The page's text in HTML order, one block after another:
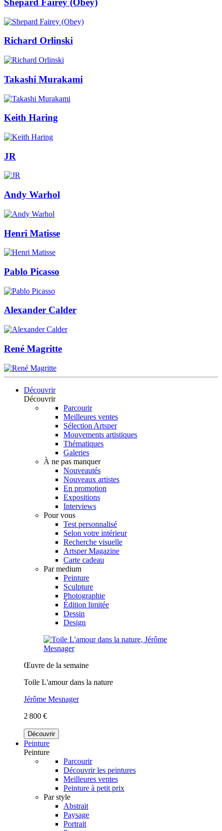
Shepard Fairey (Obey)
Richard Orlinski
Takashi Murakami
Keith Haring
JR
Andy Warhol
Henri Matisse
Pablo Picasso
Alexander Calder
René Magritte
Découvrir
Découvrir
Parcourir
Meilleures ventes
Sélection Artsper
Mouvements artistiques
Thématiques
Galeries
À ne pas manquer
Nouveautés
Nouveaux artistes
En promotion
Expositions
Interviews
Pour vous
Test personnalisé
Selon votre intérieur
Recherche visuelle
Artsper Magazine
Carte cadeau
Par medium
Peinture
Sculpture
Photographie
Édition limitée
Dessin
Design
Œuvre de la semaine
Toile L'amour dans la nature
Jérôme Mesnager
2 800 €
Découvrir
Peinture
Peinture
Parcourir
Découvrir les peintures
Meilleures ventes
Peinture à petit prix
Par style
Abstrait
Paysage
Portrait